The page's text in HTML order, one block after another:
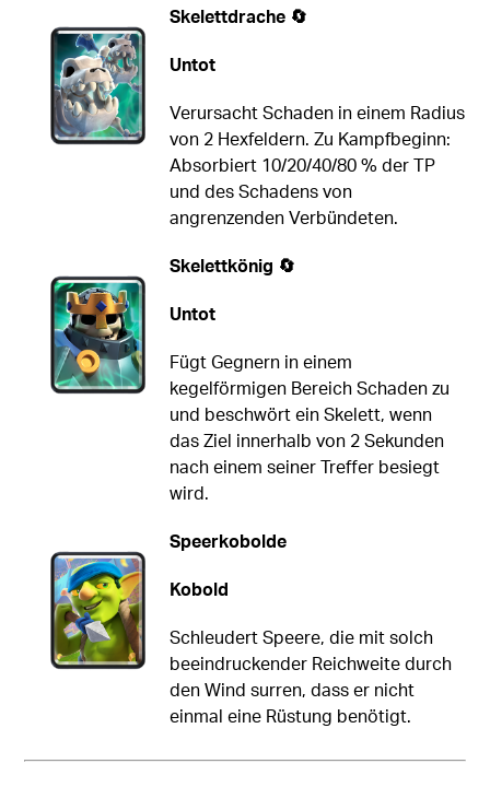
Skelettdrache 🔄
Untot
Verursacht Schaden in einem Radius
von 2 Hexfeldern. Zu Kampfbeginn:
Absorbiert 10/20/40/80 % der TP
und des Schadens von
angrenzenden Verbündeten.
Skelettkönig 🔄
Untot
Fügt Gegnern in einem
kegelförmigen Bereich Schaden zu
und beschwört ein Skelett, wenn
das Ziel innerhalb von 2 Sekunden
nach einem seiner Treffer besiegt
wird.
Speerkobolde
Kobold
Schleudert Speere, die mit solch
beeindruckender Reichweite durch
den Wind surren, dass er nicht
einmal eine Rüstung benötigt.